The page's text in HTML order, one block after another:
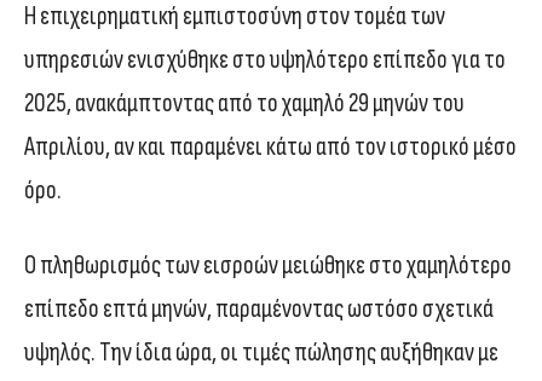
Η επιχειρηματική εμπιστοσύνη στον τομέα των
υπηρεσιών ενισχύθηκε στο υψηλότερο επίπεδο για το
2025, ανακάμπτοντας από το χαμηλό 29 μηνών του
Απριλίου, αν και παραμένει κάτω από τον ιστορικό μέσο
όρο.
Ο πληθωρισμός των εισροών μειώθηκε στο χαμηλότερο
επίπεδο επτά μηνών, παραμένοντας ωστόσο σχετικά
υψηλός. Την ίδια ώρα, οι τιμές πώλησης αυξήθηκαν με